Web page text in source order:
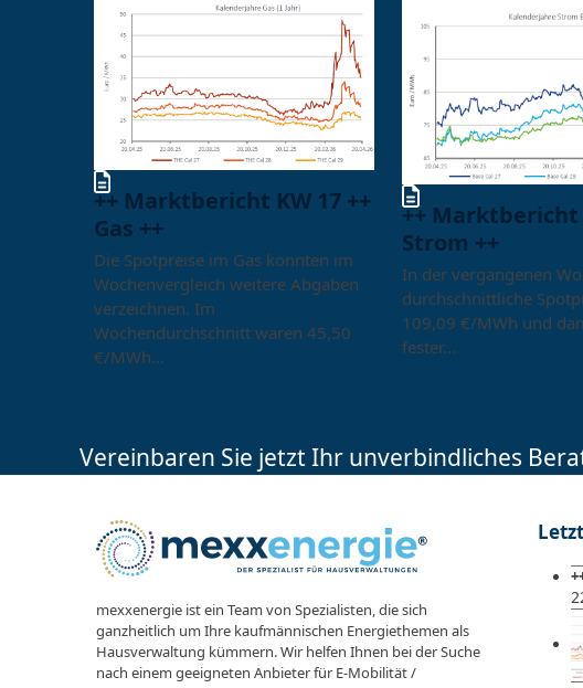
++ Marktbericht KW 17 ++
Gas ++
Die Spotpreise im Gas konnten im
Wochenvergleich weitere Abgaben
verzeichnen. Im
Wochendurchschnitt waren 45,50
€/MWh…
++ Marktbericht
Strom ++
In der vergangenen
durchschnittliche
109,09 €/MWh und
fester…
Vereinbaren Sie jetzt Ihr unverbindliches
mexxenergie ist ein Team von Spezialisten, die sich
ganzheitlich um Ihre kaufmännischen Energiethemen als
Hausverwaltung kümmern. Wir helfen Ihnen bei der Suche
nach einem geeigneten Anbieter für E-Mobilität /